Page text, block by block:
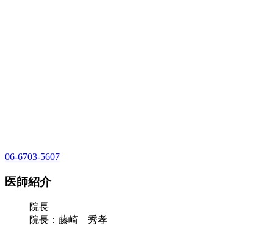
06-6703-5607
医師紹介
院長
院長：藤崎 秀孝